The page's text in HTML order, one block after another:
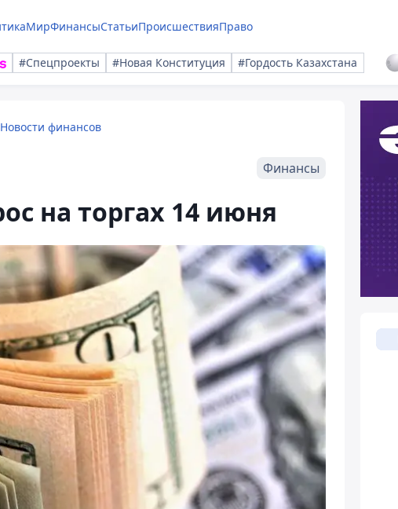
МирФинансыСтатьиПроисшествияПраво
#Спецпроекты #Новая Конституция #Гордость Казахстана
Новости финансов
Финансы
на торгах 14 июня